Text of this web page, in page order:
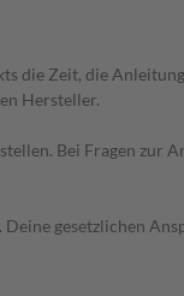
die Zeit, die
Hersteller.
Bei Fragen zur
gesetzlichen